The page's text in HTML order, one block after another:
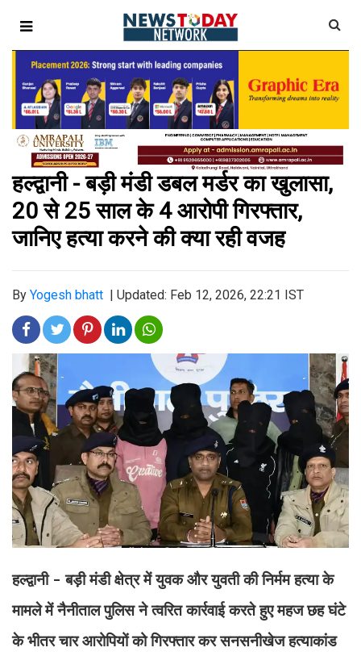
हल्द्वानी - बड़ी मंडी डबल मर्डर का खुलासा,
20 से 25 साल के 4 आरोपी गिरफ्तार,
जानिए हत्या करने की क्या रही वजह
By Yogesh bhatt Updated: Feb 12, 2026, 22:21 IST
हल्द्वानी - बड़ी मंडी क्षेत्र में युवक और युवती की निर्मम हत्या के
मामले में नैनीताल पुलिस ने त्वरित कार्रवाई करते हुए महज छह घंटे
के भीतर चार आरोपियों को गिरफ्तार कर सनसनीखेज हत्याकांड